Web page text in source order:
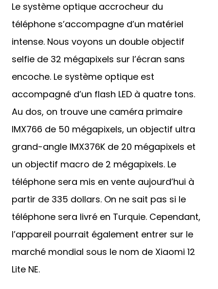
Le système optique accrocheur du
téléphone s’accompagne d’un matériel
intense. Nous voyons un double objectif
selfie de 32 mégapixels sur l’écran sans
encoche. Le système optique est
accompagné d’un flash LED à quatre tons.
Au dos, on trouve une caméra primaire
IMX766 de 50 mégapixels, un objectif ultra
grand-angle IMX376K de 20 mégapixels et
un objectif macro de 2 mégapixels. Le
téléphone sera mis en vente aujourd’hui à
partir de 335 dollars. On ne sait pas si le
téléphone sera livré en Turquie. Cependant,
l’appareil pourrait également entrer sur le
marché mondial sous le nom de Xiaomi 12
Lite NE.